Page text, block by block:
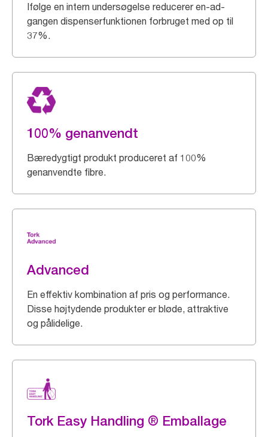
Ifølge en intern undersøgelse reducerer en-ad-
gangen dispenserfunktionen forbruget med op til
37%.
100% genanvendt
Bæredygtigt produkt produceret af 100%
genanvendte fibre.
Advanced
En effektiv kombination af pris og performance.
Disse højtydende produkter er bløde, attraktive
og pålidelige.
Tork Easy Handling ® Emballage